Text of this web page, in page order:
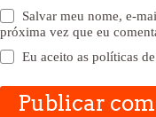
Salvar meu nome, e-
próxima vez que eu
Eu aceito aspolíticas
Publicar